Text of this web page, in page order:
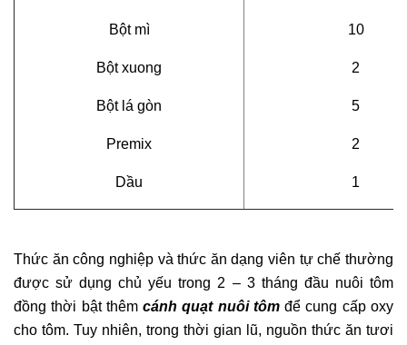
Bột mì
Bột xuong
Bột lá gòn
Premix
Dầu
10
2
5
2
1
Thức ăn công nghiệp và thức ăn dạng viên tự chế thường
được sử dụng chủ yếu trong 2 – 3 tháng đầu nuôi tôm
đồng thời bật thêmcánh quạt nuôi tômđể cung cấp oxy
cho tôm. Tuy nhiên, trong thời gian lũ, nguồn thức ăn tươi